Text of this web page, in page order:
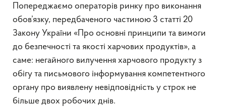
Попереджаємо операторів ринку про виконання
обов’язку, передбаченого частиною 3 статті 20
Закону України «Про основні принципи та вимоги
до безпечності та якості харчових продуктів», а
саме: негайного вилучення харчового продукту з
обігу та письмового інформування компетентного
органу про виявлену невідповідність у строк не
більше двох робочих днів.